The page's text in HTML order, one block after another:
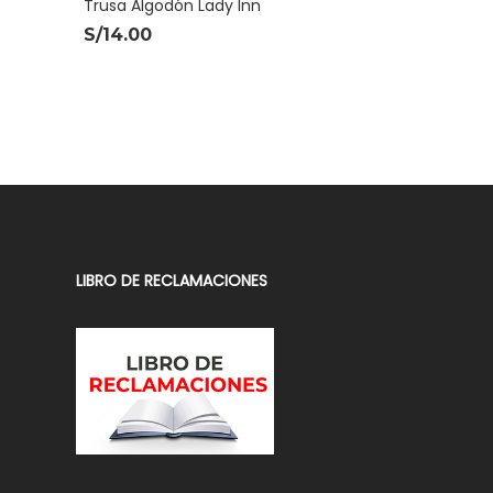
Trusa Algodón Lady Inn
S/14.00
LIBRO DE RECLAMACIONES